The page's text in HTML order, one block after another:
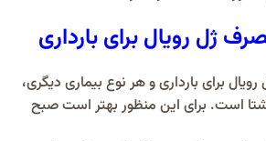
ژل رویال برای بارداری
برای بارداری و هر نوع بیماری دیگری،
است. برای این منظور بهتر است صبح